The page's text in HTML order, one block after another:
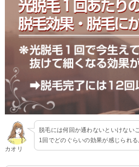
カオリ
脱毛には何回か通わないといけない
1回でどのぐらいの効果が感じられる